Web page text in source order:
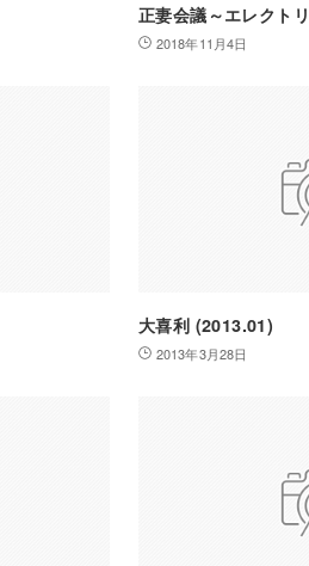
正妻会議～エレクト
2018年11月4日
大喜利 (2013.01)
2013年3月28日